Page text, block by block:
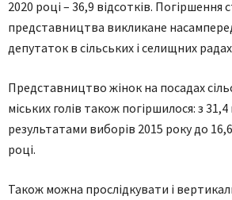
2020 році – 36,9 відсотків. Погіршення
представництва викликане
депутаток в сільських і селищних
Представництво жінок на посадах
міських голів також погіршилося: з 31,4
результатами виборів 2015 року до
році.
Також можна прослідкувати і